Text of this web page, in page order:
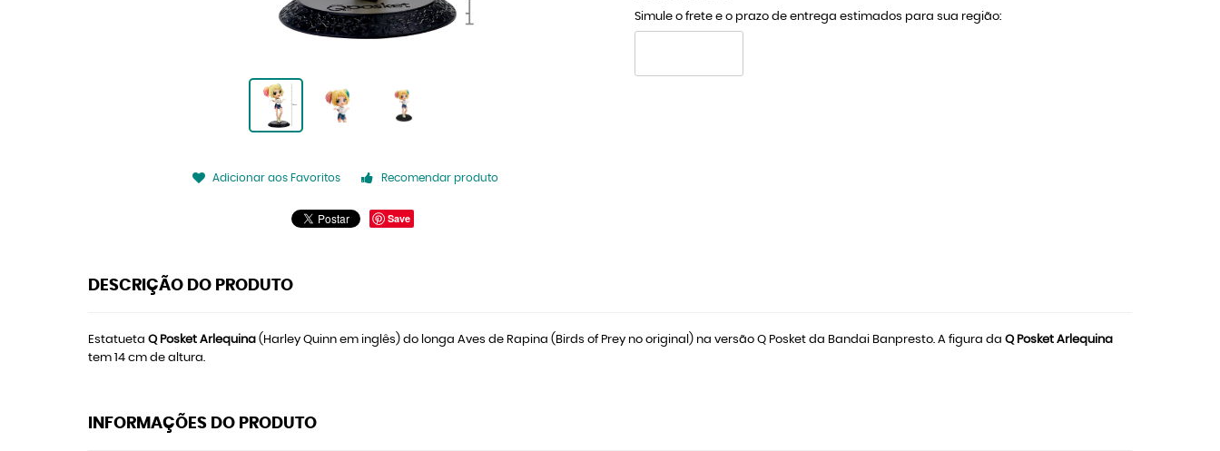
Adicionar aos Favoritos Recomendar produto
Save
Simule o frete e o prazo de entrega estimados para sua região:
DESCRIÇÃO DO PRODUTO
Estatueta Q Posket Arlequina (Harley Quinn em inglês) do longa Aves de Rapina (Birds of Prey no original) na versão Q Posket da Bandai Banpresto. A figura da Q Posket Arlequina
tem 14 cm de altura.
INFORMAÇÕES DO PRODUTO